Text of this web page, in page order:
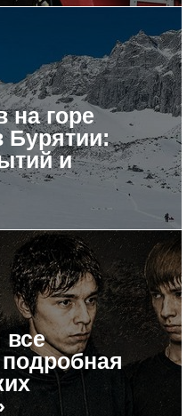
на горе
Бурятии:
и